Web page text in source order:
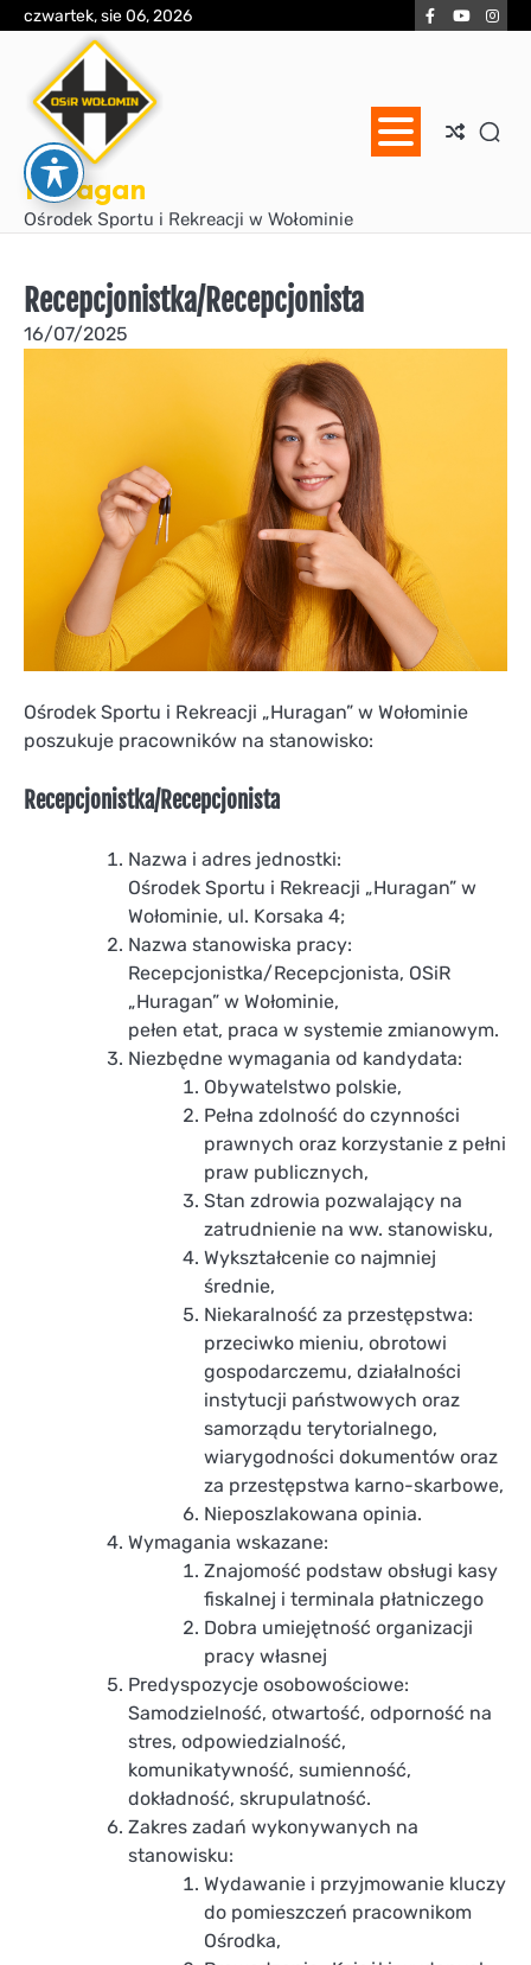
Skip
content
czwartek, sie 06, 2026 Facebook
YouTube
Huragan
Ośrodek Sportu i Rekreacji w Wołominie
Recepcjonistka/Recepcjonista
16/07/2025
Ośrodek Sportu i Rekreacji „Huragan” w Wołominie
poszukuje pracowników na stanowisko:
Recepcjonistka/Recepcjonista
Nazwa i adres jednostki:
Ośrodek Sportu i Rekreacji „Huragan” w
Wołominie, ul. Korsaka 4;
Nazwa stanowiska pracy:
Recepcjonistka/Recepcjonista, OSiR
„Huragan” w Wołominie,
pełen etat, praca w systemie zmianowym.
Niezbędne wymagania od kandydata:
Obywatelstwo polskie,
Pełna zdolność do czynności
prawnych oraz korzystanie z pełni
praw publicznych,
Stan zdrowia pozwalający na
zatrudnienie na ww. stanowisku,
Wykształcenie co najmniej
średnie,
Niekaralność za przestępstwa:
przeciwko mieniu, obrotowi
gospodarczemu, działalności
instytucji państwowych oraz
samorządu terytorialnego,
wiarygodności dokumentów oraz
za przestępstwa karno-skarbowe,
Nieposzlakowana opinia.
Wymagania wskazane:
Znajomość podstaw obsługi kasy
fiskalnej i terminala płatniczego
Dobra umiejętność organizacji
pracy własnej
Predyspozycje osobowościowe:
Samodzielność, otwartość, odporność na
stres, odpowiedzialność,
komunikatywność, sumienność,
dokładność, skrupulatność.
Zakres zadań wykonywanych na
stanowisku:
Wydawanie i przyjmowanie kluczy
do pomieszczeń pracownikom
Ośrodka,